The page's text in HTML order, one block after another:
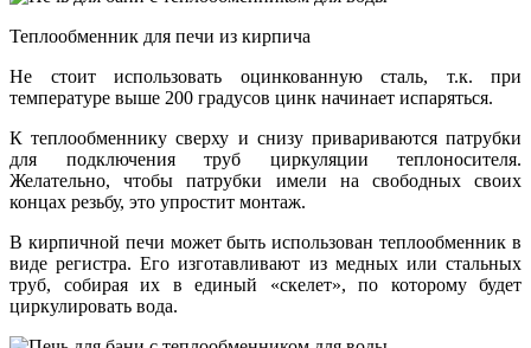
Теплообменник для печи из кирпича
Не стоит использовать оцинкованную сталь, т.к. при
температуре выше 200 градусов цинк начинает испаряться.
К теплообменнику сверху и снизу привариваются патрубки
для подключения труб циркуляции теплоносителя.
Желательно, чтобы патрубки имели на свободных своих
концах резьбу, это упростит монтаж.
В кирпичной печи может быть использован теплообменник в
виде регистра. Его изготавливают из медных или стальных
труб, собирая их в единый «скелет», по которому будет
циркулировать вода.